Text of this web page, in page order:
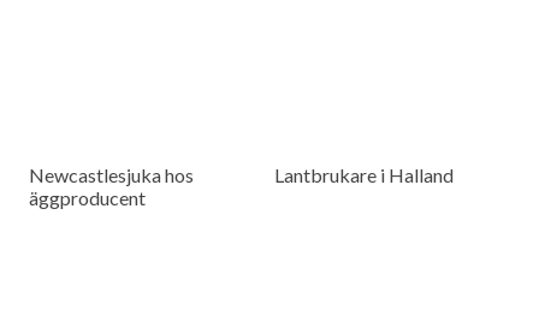
Newcastlesjuka hos
äggproducent
Lantbrukare i Halland